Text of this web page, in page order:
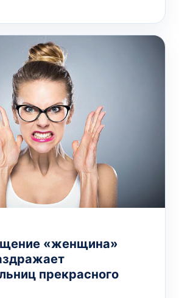
«женщина»
прекрасного